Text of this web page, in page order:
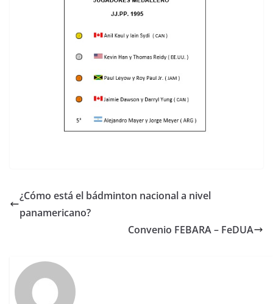
¿Cómo está el bádminton nacional a nivel
panamericano?
Convenio FEBARA – FeDUA